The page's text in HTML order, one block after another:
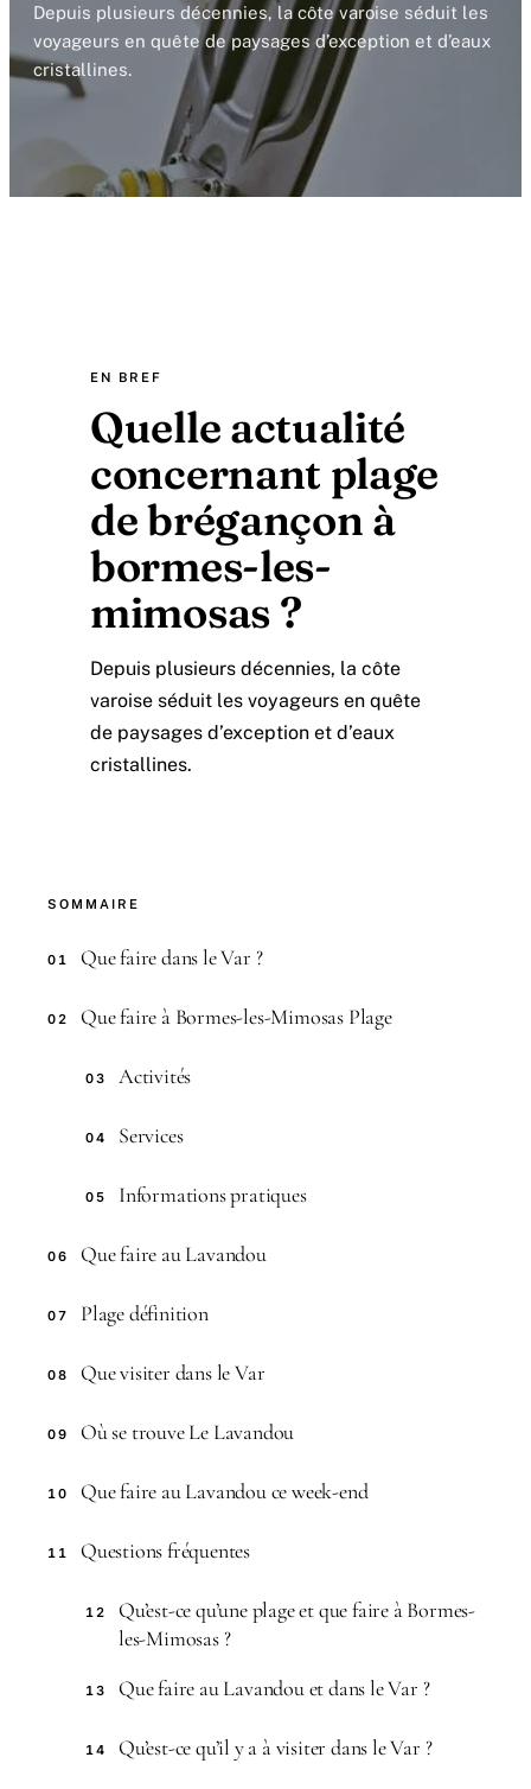
Depuis plusieurs décennies, la côte varoise séduit les
voyageurs en quête de paysages d’exception et d’eaux
cristallines.
EN BREF
Quelle actualité
concernant plage
de brégançon à
bormes-les-
mimosas ?
Depuis plusieurs décennies, la côte
varoise séduit les voyageurs en quête
de paysages d’exception et d’eaux
cristallines.
SOMMAIRE
01 Que faire dans le Var ?
02 Que faire à Bormes-les-Mimosas Plage
03 Activités
04 Services
05 Informations pratiques
06 Que faire au Lavandou
07 Plage définition
08 Que visiter dans le Var
09 Où se trouve Le Lavandou
10 Que faire au Lavandou ce week-end
11 Questions fréquentes
12
Qu’est-ce qu’une plage et que faire à Bormes-
les-Mimosas ?
13 Que faire au Lavandou et dans le Var ?
14 Qu’est-ce qu’il y a à visiter dans le Var ?